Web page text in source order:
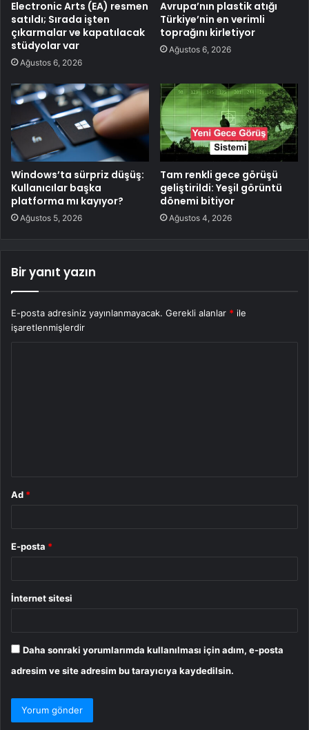
Electronic Arts (EA) resmen
satıldı; Sırada işten
çıkarmalar ve kapatılacak
stüdyolar var
Ağustos 6, 2026
Avrupa’nın plastik atığı
Türkiye’nin en verimli
toprağını kirletiyor
Ağustos 6, 2026
Windows’ta sürpriz düşüş:
Kullanıcılar başka
platforma mı kayıyor?
Ağustos 5, 2026
Tam renkli gece görüşü
geliştirildi: Yeşil görüntü
dönemi bitiyor
Ağustos 4, 2026
Bir yanıt yazın
E-posta adresiniz yayınlanmayacak. Gerekli alanlar * ile
işaretlenmişlerdir
Ad *
E-posta *
İnternet sitesi
Daha sonraki yorumlarımda kullanılması için adım, e-posta
adresim ve site adresim bu tarayıcıya kaydedilsin.